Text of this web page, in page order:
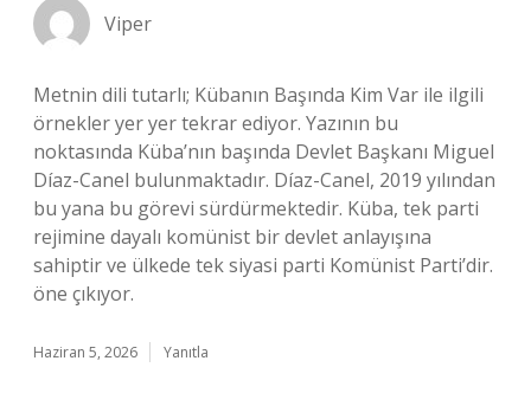
Viper
Metnin dili tutarlı; Kübanın Başında Kim Var ile ilgili
örnekler yer yer tekrar ediyor. Yazının bu
noktasında Küba’nın başında Devlet Başkanı Miguel
Díaz-Canel bulunmaktadır. Díaz-Canel, 2019 yılından
bu yana bu görevi sürdürmektedir. Küba, tek parti
rejimine dayalı komünist bir devlet anlayışına
sahiptir ve ülkede tek siyasi parti Komünist Parti’dir.
öne çıkıyor.
Haziran 5, 2026 Yanıtla